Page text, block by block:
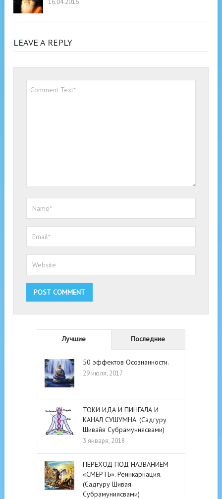
16.04.2016
LEAVE A REPLY
Лучшие Последние
50 эффектов Осознанности.
29 июля, 2017
ТОКИ ИДА И ПИНГАЛА И
КАНАЛ СУШУМНА. (Садгуру
Шивайя Субрамуниясвами)
3 января, 2018
ПЕРЕХОД ПОД НАЗВАНИЕМ
«СМЕРТЬ». Реинкарнация.
(Садгуру Шивая
Субрамуниясвами)